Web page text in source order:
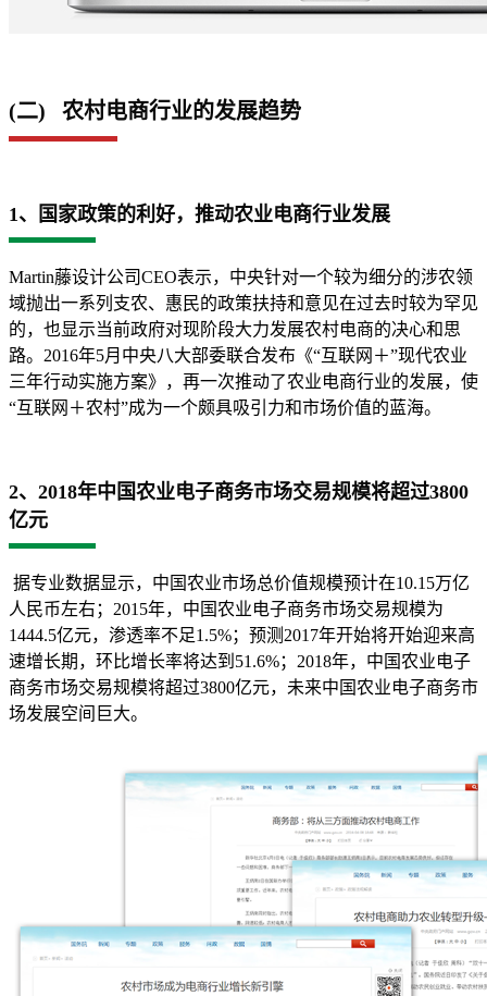
(二) 农村电商行业的发展趋势
1、国家政策的利好，推动农业电商行业发展
Martin藤设计公司CEO表示，中央针对一个较为细分的涉农领
域抛出一系列支农、惠民的政策扶持和意见在过去时较为罕见
的，也显示当前政府对现阶段大力发展农村电商的决心和思
路。2016年5月中央八大部委联合发布《“互联网＋”现代农业
三年行动实施方案》，再一次推动了农业电商行业的发展，使
“互联网＋农村”成为一个颇具吸引力和市场价值的蓝海。
2、2018年中国农业电子商务市场交易规模将超过3800
亿元
据专业数据显示，中国农业市场总价值规模预计在10.15万亿
人民币左右；2015年，中国农业电子商务市场交易规模为
1444.5亿元，渗透率不足1.5%；预测2017年开始将开始迎来高
速增长期，环比增长率将达到51.6%；2018年，中国农业电子
商务市场交易规模将超过3800亿元，未来中国农业电子商务市
场发展空间巨大。